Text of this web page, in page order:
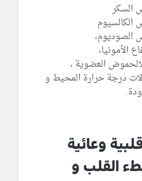
السكر
الكالسيوم
الصوديوم،
الأمونيا،
العضوية ،
درجة حرارة المحيط و
وعائية
القلب و